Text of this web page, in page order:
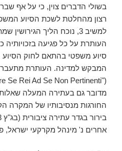
בשולי הדברים צוין, כי על אף
רצון מהחלטת לשכת הסיוע
למשיב 3, נוכח הליך
העותרת על כל פגיעה
סיוע משפטי בהתאם לחוק הסיוע
המבקש למדינה. העותרת
מדובר גם בעתירה המעלה שאלות
החורגות מנסיבותיו של המקרה
אחרים נ' מינהל מקרקעי ישראל, פסקה